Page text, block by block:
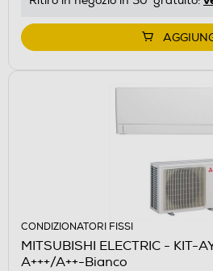
CONDIZIONATORI FISSI
MITSUBISHI ELECTRIC - KIT-AY25VGK WIFI
A+++/A++-Bianco